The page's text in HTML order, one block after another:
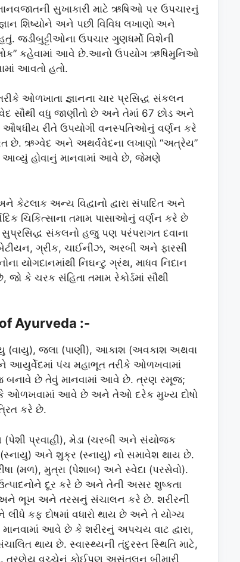
સુખાકારી માટે ઋષિઓ પર ઉપચારનું
શિષ્યોને અને પછી વિવિધ લખાણો અને
જડીબુટ્ટીઓના ઉપચાર ગુણધર્મો વિશેની
કહેવામાં આવે છે.આનો ઉપયોગ ઋષિમુનિઓ
આવતો હતો.
ઓળખાતા જ્ઞાનના ચાર પ્રસિદ્ધ સંકલન
સૌથી વધુ જાણીતો છે અને તેમાં 67 છોડ અને
રીતે ઉપયોગી વનસ્પતિઓનું વર્ણન કરે
છે. ઋગ્વેદ અને અથર્વવેદના લખાણો “અત્રેય”
હોવાનું માનવામાં આવે છે, જેમણે
અન્ય વિદ્વાનો દ્વારા સંપાદિત અને
ચિકિત્સાના તમામ પાસાઓનું વર્ણન કરે છે
સંકલનો હજુ પણ પરંપરાગત દવાના
ગ્રીક, ચાઈનીઝ, અરબી અને ફારસી
યોગદાનમાંથી નિઘન્ટુ ગ્રંથ, માધવ નિદાન
કે ચરક સંહિતા તમામ રેકોર્ડમાં સૌથી
Ayurveda :-
(વાયુ), જલા (પાણી), આકાશ (અવકાશ અથવા
આયુર્વેદમાં પંચ મહાભૂત તરીકે ઓળખવામાં
બનાવે છે તેવું માનવામાં આવે છે. ત્રણ રમૂજ;
તરીકે ઓળખવામાં આવે છે અને તેઓ દરેક મુખ્ય દોષો
કરે છે.
પ્રવાહી), મેડા (ચરબી અને સંયોજક
અને શુક્ર (સ્નાયુ) નો સમાવેશ થાય છે.
(મળ), મુત્રા (પેશાબ) અને સ્વેદા (પરસેવો).
દૂર કરે છે અને તેની અસર શુષ્કતા
અને ભૂખ અને તરસનું સંચાલન કરે છે. શરીરની
લીધે કફ દોષમાં વધારો થાય છે અને તે યોગ્ય
આવે છે કે શરીરનું અપચય વાટ દ્વારા,
થાય છે. સ્વાસ્થ્યની તંદુરસ્ત સ્થિતિ માટે,
ત્રણેય વચ્ચેનું કોઈપણ અસંતુલન બીમારી